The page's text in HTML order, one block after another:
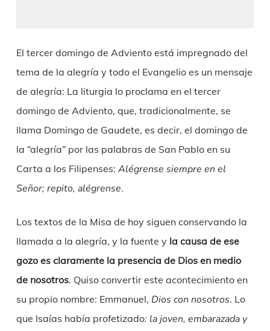
El tercer domingo de Adviento está impregnado del
tema de la alegría y todo el Evangelio es un mensaje
de alegría: La liturgia lo proclama en el tercer
domingo de Adviento, que, tradicionalmente, se
llama Domingo de Gaudete, es decir, el domingo de
la “alegría” por las palabras de San Pablo en su
Carta a los Filipenses: Alégrense siempre en el
Señor; repito, alégrense.
Los textos de la Misa de hoy siguen conservando la
llamada a la alegría, y la fuente y la causa de ese
gozo es claramente la presencia de Dios en medio
de nosotros. Quiso convertir este acontecimiento en
su propio nombre: Emmanuel, Dios con nosotros. Lo
que Isaías había profetizado: la joven, embarazada y